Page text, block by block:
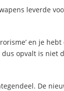
leverde
en je
opvalt is niet
De